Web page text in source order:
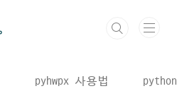
pyhwpx 사용법